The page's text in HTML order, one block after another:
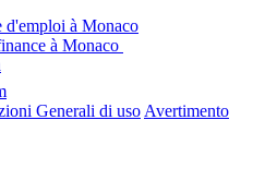
Generali di uso Avertimento